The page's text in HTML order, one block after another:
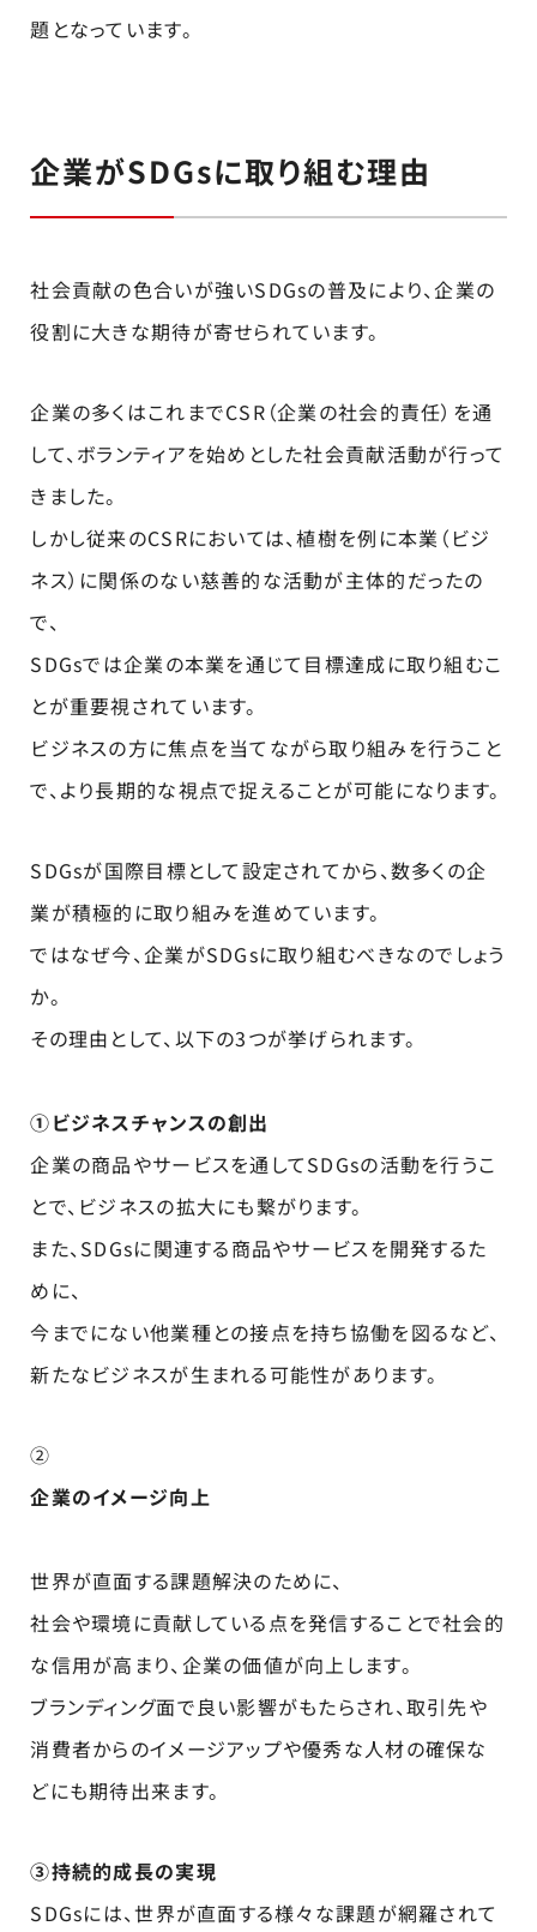
題となっています。
企業がSDGsに取り組む理由
社会貢献の色合いが強いSDGsの普及により、企業の
役割に大きな期待が寄せられています。
企業の多くはこれまでCSR（企業の社会的責任）を通
して、ボランティアを始めとした社会貢献活動が行って
きました。
しかし従来のCSRにおいては、植樹を例に本業（ビジ
ネス）に関係のない慈善的な活動が主体的だったの
で、
SDGsでは企業の本業を通じて目標達成に取り組むこ
とが重要視されています。
ビジネスの方に焦点を当てながら取り組みを行うこと
で、より長期的な視点で捉えることが可能になります。
SDGsが国際目標として設定されてから、数多くの企
業が積極的に取り組みを進めています。
ではなぜ今、企業がSDGsに取り組むべきなのでしょう
か。
その理由として、以下の3つが挙げられます。
①ビジネスチャンスの創出
企業の商品やサービスを通してSDGsの活動を行うこ
とで、ビジネスの拡大にも繋がります。
また、SDGsに関連する商品やサービスを開発するた
めに、
今までにない他業種との接点を持ち協働を図るなど、
新たなビジネスが生まれる可能性があります。
②
企業のイメージ向上
世界が直面する課題解決のために、
社会や環境に貢献している点を発信することで社会的
な信用が高まり、企業の価値が向上します。
ブランディング面で良い影響がもたらされ、取引先や
消費者からのイメージアップや優秀な人材の確保な
どにも期待出来ます。
③持続的成長の実現
SDGsには、世界が直面する様々な課題が網羅されて